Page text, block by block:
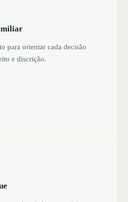
para orientar cada decisão
e discrição.